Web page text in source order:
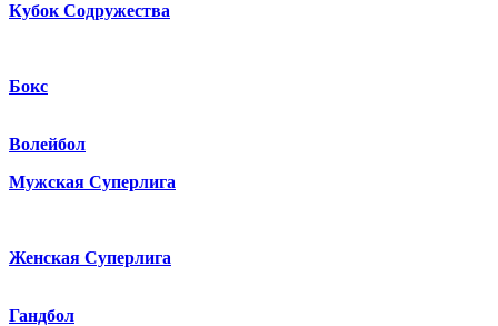
Кубок Содружества
Бокс
Волейбол
Мужская Суперлига
Женская Суперлига
Гандбол